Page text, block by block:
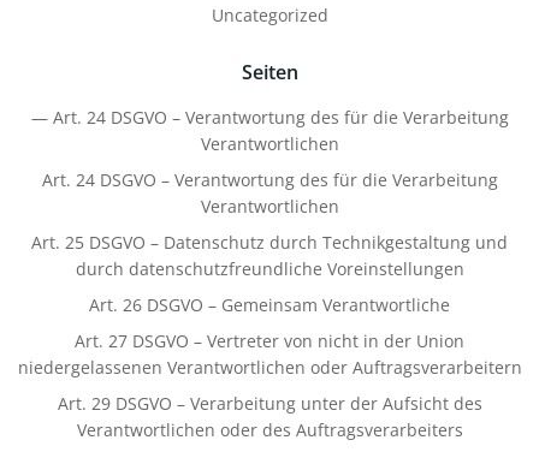
Uncategorized
Seiten
— Art. 24 DSGVO – Verantwortung des für die Verarbeitung
Verantwortlichen
Art. 24 DSGVO – Verantwortung des für die Verarbeitung
Verantwortlichen
Art. 25 DSGVO – Datenschutz durch Technikgestaltung und
durch datenschutzfreundliche Voreinstellungen
Art. 26 DSGVO – Gemeinsam Verantwortliche
Art. 27 DSGVO – Vertreter von nicht in der Union
niedergelassenen Verantwortlichen oder Auftragsverarbeitern
Art. 29 DSGVO – Verarbeitung unter der Aufsicht des
Verantwortlichen oder des Auftragsverarbeiters